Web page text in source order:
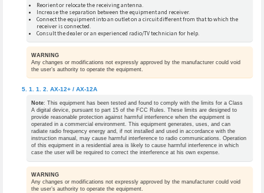
Reorient or relocate the receiving antenna.
Increase the separation between the equipment and receiver.
Connect the equipment into an outlet on a circuit different from that to which the
receiver is connected.
Consult the dealer or an experienced radio/TV technician for help.
WARNING
Any changes or modifications not expressly approved by the manufacturer could void
the user’s authority to operate the equipment.
AX-12+ / AX-12A
Note: This equipment has been tested and found to comply with the limits for a Class
A digital device, pursuant to part 15 of the FCC Rules. These limits are designed to
provide reasonable protection against harmful interference when the equipment is
operated in a commercial environment. This equipment generates, uses, and can
radiate radio frequency energy and, if not installed and used in accordance with the
instruction manual, may cause harmful interference to radio communications. Operation
of this equipment in a residential area is likely to cause harmful interference in which
case the user will be required to correct the interference at his own expense.
WARNING
Any changes or modifications not expressly approved by the manufacturer could void
the user’s authority to operate the equipment.